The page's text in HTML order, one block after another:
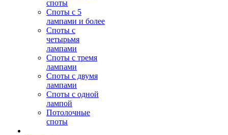
споты
Споты с 5
лампами и более
Споты с
четырьмя
лампами
Споты с тремя
лампами
Споты с двумя
лампами
Споты с одной
лампой
Потолочные
споты